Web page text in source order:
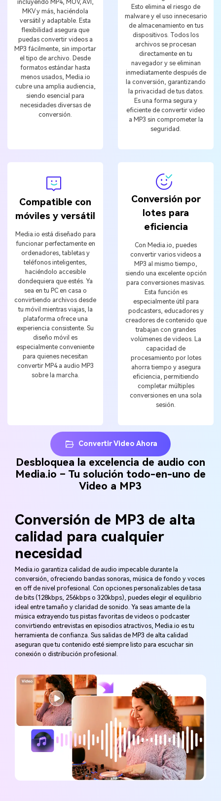
incluyendo MP4, MOV, AVI,
MKV y más, haciéndola
versátil y adaptable. Esta
flexibilidad asegura que
puedas convertir videos a
MP3 fácilmente, sin importar
el tipo de archivo. Desde
formatos estándar hasta
menos usados, Media.io
cubre una amplia audiencia,
siendo esencial para
necesidades diversas de
conversión.
Esto elimina el riesgo de
malware y el uso innecesario
de almacenamiento en tus
dispositivos. Todos los
archivos se procesan
directamente en tu
navegador y se eliminan
inmediatamente después de
la conversión, garantizando
la privacidad de tus datos.
Es una forma segura y
eficiente de convertir video
a MP3 sin comprometer la
seguridad.
Compatible con
móviles y versátil
Media.io está diseñado para
funcionar perfectamente en
ordenadores, tabletas y
teléfonos inteligentes,
haciéndolo accesible
dondequiera que estés. Ya
sea en tu PC en casa o
convirtiendo archivos desde
tu móvil mientras viajas, la
plataforma ofrece una
experiencia consistente. Su
diseño móvil es
especialmente conveniente
para quienes necesitan
convertir MP4 a audio MP3
sobre la marcha.
Conversión por
lotes para
eficiencia
Con Media.io, puedes
convertir varios videos a
MP3 al mismo tiempo,
siendo una excelente opción
para conversiones masivas.
Esta función es
especialmente útil para
podcasters, educadores y
creadores de contenido que
trabajan con grandes
volúmenes de videos. La
capacidad de
procesamiento por lotes
ahorra tiempo y asegura
eficiencia, permitiendo
completar múltiples
conversiones en una sola
sesión.
Convertir Video Ahora
Desbloquea la excelencia de audio con
Media.io – Tu solución todo-en-uno de
Video a MP3
Conversión de MP3 de alta
calidad para cualquier
necesidad
Media.io garantiza calidad de audio impecable durante la
conversión, ofreciendo bandas sonoras, música de fondo y voces
en off de nivel profesional. Con opciones personalizables de tasa
de bits (128kbps, 256kbps o 320kbps), puedes elegir el equilibrio
ideal entre tamaño y claridad de sonido. Ya seas amante de la
música extrayendo tus pistas favoritas de videos o podcaster
convirtiendo entrevistas en episodios atractivos, Media.io es tu
herramienta de confianza. Sus salidas de MP3 de alta calidad
aseguran que tu contenido esté siempre listo para escuchar sin
conexión o distribución profesional.